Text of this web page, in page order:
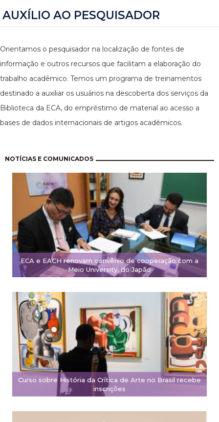
AUXÍLIO AO PESQUISADOR
Orientamos o pesquisador na localização de fontes de
informação e outros recursos que facilitam a elaboração do
trabalho acadêmico. Temos um programa de treinamentos
destinado a auxiliar os usuários na descoberta dos serviços da
Biblioteca da ECA, do empréstimo de material ao acesso a
bases de dados internacionais de artigos acadêmicos.
NOTÍCIAS E COMUNICADOS
ECA e EACH renovam convênio de cooperação com a
Meio University, do Japão
Curso sobre História da Crítica de Arte no Brasil recebe
inscrições
Pagination